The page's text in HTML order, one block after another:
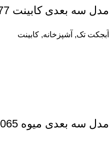
مدل سه بعدی کابینت 0077
آبجکت تک, آشپزخانه, کابینت
مدل سه بعدی میوه 0065